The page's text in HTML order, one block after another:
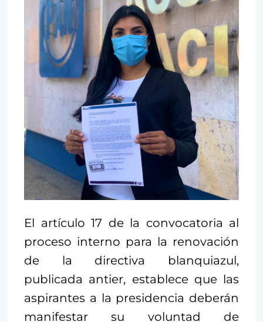
El artículo 17 de la convocatoria al
proceso interno para la renovación
de la directiva blanquiazul,
publicada antier, establece que las
aspirantes a la presidencia deberán
manifestar su voluntad de